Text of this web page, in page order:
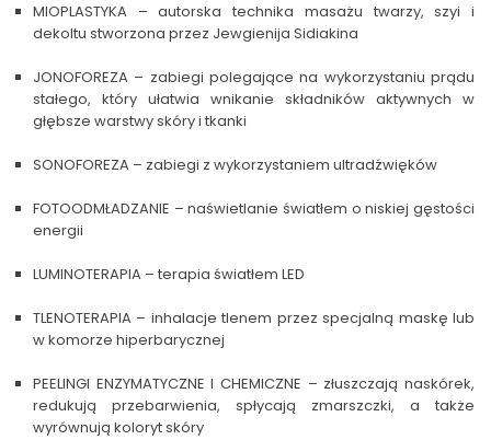
MIOPLASTYKA – autorska technika masażu twarzy, szyi i
dekoltu stworzona przez Jewgienija Sidiakina
JONOFOREZA – zabiegi polegające na wykorzystaniu prądu
stałego, który ułatwia wnikanie składników aktywnych w
głębsze warstwy skóry i tkanki
SONOFOREZA – zabiegi z wykorzystaniem ultradźwięków
FOTOODMŁADZANIE – naświetlanie światłem o niskiej gęstości
energii
LUMINOTERAPIA – terapia światłem LED
TLENOTERAPIA – inhalacje tlenem przez specjalną maskę lub
w komorze hiperbarycznej
PEELINGI ENZYMATYCZNE I CHEMICZNE – złuszczają naskórek,
redukują przebarwienia, spłycają zmarszczki, a także
wyrównują koloryt skóry